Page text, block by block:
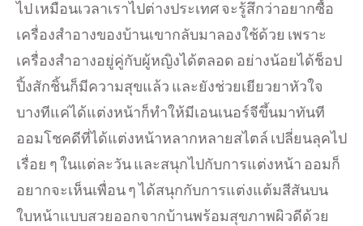
ไป เหมือนเวลาเราไปต่างประเทศ จะรู้สึกว่าอยากซื้อ
เครื่องสำอางของบ้านเขากลับมาลองใช้ด้วย เพราะ
เครื่องสำอางอยู่คู่กับผู้หญิงได้ตลอด อย่างน้อยได้ช็อป
ปิ้งสักชิ้นก็มีความสุขแล้ว และยังช่วยเยียวยาหัวใจ
บางทีแค่ได้แต่งหน้าก็ทำให้มีเอนเนอร์จีขึ้นมาทันที
ออมโชคดีที่ได้แต่งหน้าหลากหลายสไตล์ เปลี่ยนลุคไป
เรื่อย ๆ ในแต่ละวัน และสนุกไปกับการแต่งหน้า ออมก็
อยากจะเห็นเพื่อน ๆ ได้สนุกกับการแต่งแต้มสีสันบน
ใบหน้าแบบสวยออกจากบ้านพร้อมสุขภาพผิวดีด้วย